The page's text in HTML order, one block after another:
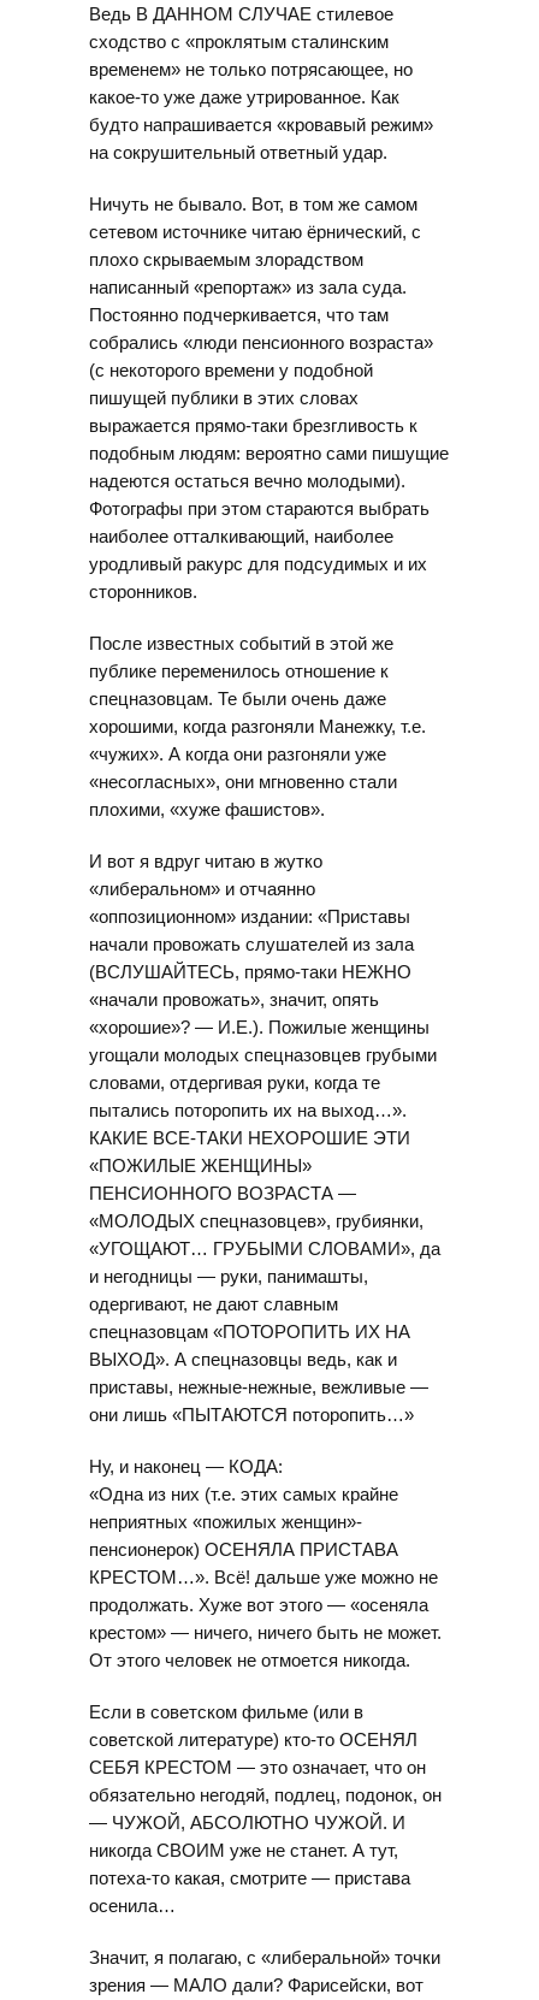
Ведь В ДАННОМ СЛУЧАЕ стилевое
сходство с «проклятым сталинским
временем» не только потрясающее, но
какое-то уже даже утрированное. Как
будто напрашивается «кровавый режим»
на сокрушительный ответный удар.
Ничуть не бывало. Вот, в том же самом
сетевом источнике читаю ёрнический, с
плохо скрываемым злорадством
написанный «репортаж» из зала суда.
Постоянно подчеркивается, что там
собрались «люди пенсионного возраста»
(с некоторого времени у подобной
пишущей публики в этих словах
выражается прямо-таки брезгливость к
подобным людям: вероятно сами пишущие
надеются остаться вечно молодыми).
Фотографы при этом стараются выбрать
наиболее отталкивающий, наиболее
уродливый ракурс для подсудимых и их
сторонников.
После известных событий в этой же
публике переменилось отношение к
спецназовцам. Те были очень даже
хорошими, когда разгоняли Манежку, т.е.
«чужих». А когда они разгоняли уже
«несогласных», они мгновенно стали
плохими, «хуже фашистов».
И вот я вдруг читаю в жутко
«либеральном» и отчаянно
«оппозиционном» издании: «Приставы
начали провожать слушателей из зала
(ВСЛУШАЙТЕСЬ, прямо-таки НЕЖНО
«начали провожать», значит, опять
«хорошие»? — И.Е.). Пожилые женщины
угощали молодых спецназовцев грубыми
словами, отдергивая руки, когда те
пытались поторопить их на выход…».
КАКИЕ ВСЕ-ТАКИ НЕХОРОШИЕ ЭТИ
«ПОЖИЛЫЕ ЖЕНЩИНЫ»
ПЕНСИОННОГО ВОЗРАСТА —
«МОЛОДЫХ спецназовцев», грубиянки,
«УГОЩАЮТ… ГРУБЫМИ СЛОВАМИ», да
и негодницы — руки, панимашты,
одергивают, не дают славным
спецназовцам «ПОТОРОПИТЬ ИХ НА
ВЫХОД». А спецназовцы ведь, как и
приставы, нежные-нежные, вежливые —
они лишь «ПЫТАЮТСЯ поторопить…»
Ну, и наконец — КОДА:
«Одна из них (т.е. этих самых крайне
неприятных «пожилых женщин»-
пенсионерок) ОСЕНЯЛА ПРИСТАВА
КРЕСТОМ…». Всё! дальше уже можно не
продолжать. Хуже вот этого — «осеняла
крестом» — ничего, ничего быть не может.
От этого человек не отмоется никогда.
Если в советском фильме (или в
советской литературе) кто-то ОСЕНЯЛ
СЕБЯ КРЕСТОМ — это означает, что он
обязательно негодяй, подлец, подонок, он
— ЧУЖОЙ, АБСОЛЮТНО ЧУЖОЙ. И
никогда СВОИМ уже не станет. А тут,
потеха-то какая, смотрите — пристава
осенила…
Значит, я полагаю, с «либеральной» точки
зрения — МАЛО дали? Фарисейски, вот